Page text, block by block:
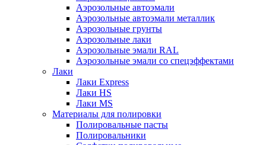
Аэрозольные автоэмали
Аэрозольные автоэмали металлик
Аэрозольные грунты
Аэрозольные лаки
Аэрозольные эмали RAL
Аэрозольные эмали со спецэффектами
Лаки
Лаки Express
Лаки HS
Лаки MS
Материалы для полировки
Полировальные пасты
Полировальники